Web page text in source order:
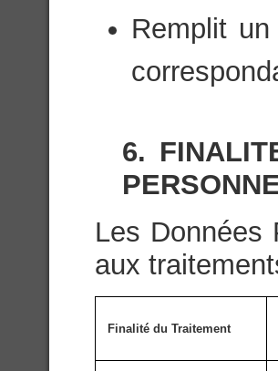
Remplit
6.
Les Données
aux
Finalité du Traitement